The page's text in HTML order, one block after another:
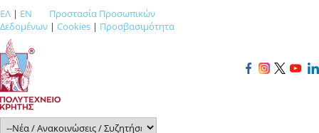
ΕΛ | EN
Προστασία Προσωπικών
Δεδομένων | Cookies | Προσβασιμότητα